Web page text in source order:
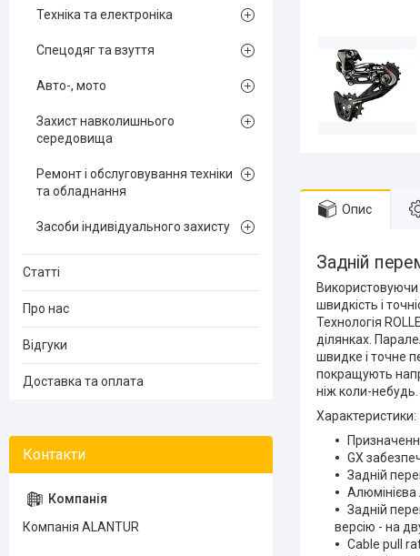
Опис
Задній
Використовуючи
швидкість і
Технологія
ділянках.
швидке і точне
покращують
ніж коли-небудь.
Характеристики:
GX
Задній
Алюмінієва
Задній
версію - на
Cable pull
Техніка та електроніка
Спецодяг та взуття
Авто-, мото
Захист навколишнього
середовища
Ремонт і обслуговування техніки
та обладнання
Засоби індивідуального захисту
Статті
Про нас
Відгуки
Доставка та оплата
Компанія ALANTUR